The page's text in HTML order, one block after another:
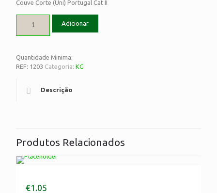
Couve Corte (Uni) Portugal Cat II
Adicionar
Quantidade Minima:
REF: 1203 Categoria: KG
Descrição
Produtos Relacionados
€1.05